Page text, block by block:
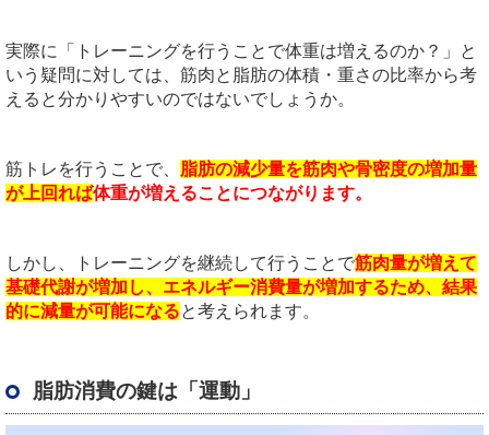
実際に「トレーニングを行うことで体重は増えるのか？」と
いう疑問に対しては、筋肉と脂肪の体積・重さの比率から考
えると分かりやすいのではないでしょうか。
筋トレを行うことで、 脂肪の減少量を筋肉や骨密度の増加量
が上回れば体重が増えることにつながります。
しかし、トレーニングを継続して行うことで筋肉量が増えて
基礎代謝が増加し、エネルギー消費量が増加するため、結果
的に減量が可能になると考えられます。
脂肪消費の鍵は「運動」